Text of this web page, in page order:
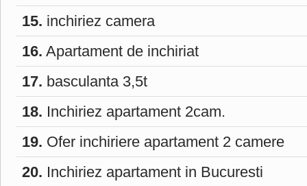
15. inchiriez camera
16. Apartament de inchiriat
17. basculanta 3,5t
18. Inchiriez apartament 2cam.
19. Ofer inchiriere apartament 2 camere
20. Inchiriez apartament in Bucuresti